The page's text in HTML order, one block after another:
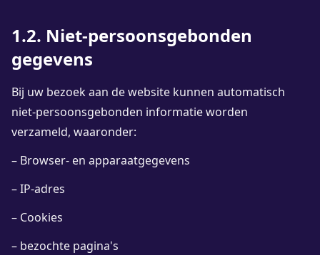
1.2. Niet-persoonsgebonden
gegevens
Bij uw bezoek aan de website kunnen automatisch
niet-persoonsgebonden informatie worden
verzameld, waaronder:
– Browser- en apparaatgegevens
– IP-adres
– Cookies
– bezochte pagina's